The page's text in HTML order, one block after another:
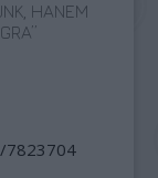
HANEM
7823704